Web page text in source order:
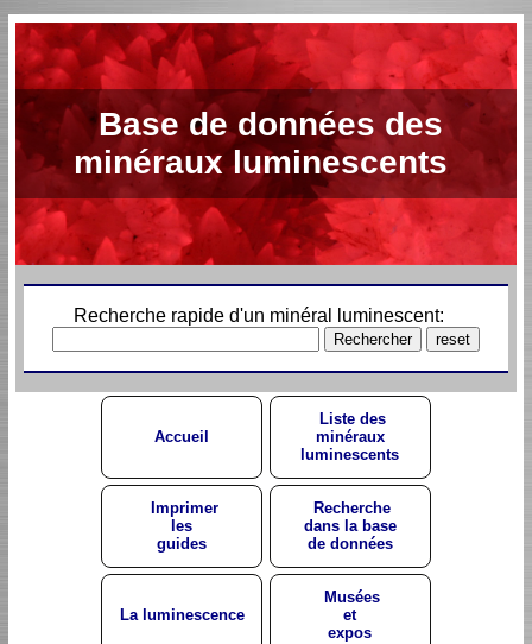
Base de données des
minéraux luminescents
Recherche rapide d'un minéral luminescent:
Accueil
Liste des
minéraux
luminescents
Imprimer
les
guides
Recherche
dans la base
de données
La luminescence
Musées
et
expos